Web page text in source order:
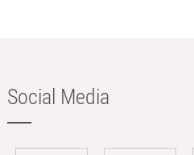
Social Media